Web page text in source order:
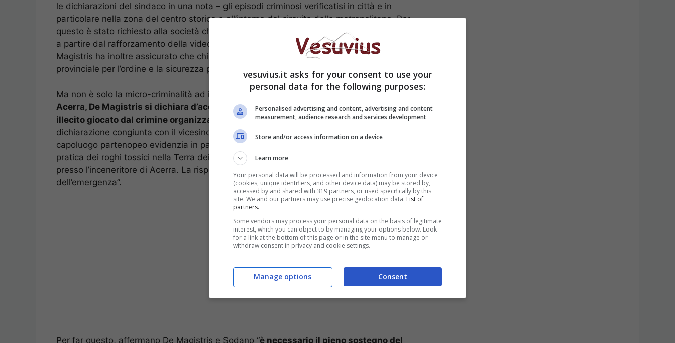
le dichiarazioni del sindaco in una nota – gli episodi criminosi verificatisi in città e in
particolare nella zona del centro storico e all’interno del circuito delle metropolitane. Per
questo è stato richiesto alla società che gestisce la metropolitana di intensificare la vigilanza
a partire dal rafforzamento della videosorveglianza anche all’interno delle vetture”. De
Magistris ha inoltre assicurato che chiederà al prefetto la convocazione di un comitato
provinciale per l’ordine e la sicurezza pubblica per parlare proprio della sicurezza cittadina.
Ma non è solo la micro-criminalità ad impensierire il sindaco:
dopo il rogo all’inceneritore di
Acerra, De Magistris si dichiara d’accordo con il ministro dell’Ambiente Clini “sul ruolo
illecito giocato dal crimine organizzato, da Napoli a Palermo, nel ciclo rifiuti”. In una
dichiarazione congiunta con il vicesindaco Tommaso Sondano, il primo cittadino del
capoluogo partenopeo evidenzia in particolare “il ruolo che sta ricoprendo la camorra nella
pratica dei roghi tossici nella Terra dei fuori e non solo, come dimostrerebbe l’incendio
presso l’inceneritore di Acerra. La risposta migliore è garantire il superamento definitivo
dell’emergenza”.
Per far questo, affermano De Magistris e Sodano “è necessario il pieno sostegno del
vesuvius.it asks for your consent to use your
personal data for the following purposes:
Personalised advertising and content, advertising and content
measurement, audience research and services development
Store and/or access information on a device
Learn more
Your personal data will be processed and information from your device
(cookies, unique identifiers, and other device data) may be stored by,
accessed by and shared with 319 partners, or used specifically by this
site. We and our partners may use precise geolocation data. List of
partners.
Some vendors may process your personal data on the basis of legitimate
interest, which you can object to by managing your options below. Look
for a link at the bottom of this page or in the site menu to manage or
withdraw consent in privacy and cookie settings.
Consent
Manage options